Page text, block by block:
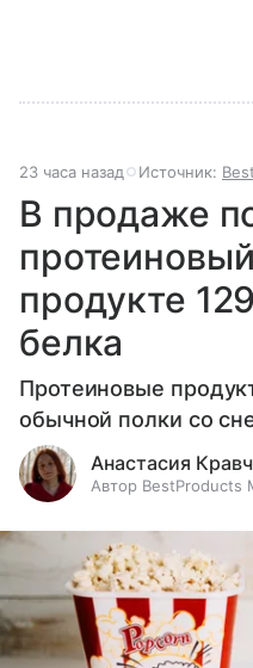
23 часа назад Источник:
В продаже
продукте
белка
Протеиновые
обычной полки со
Анастасия
Автор BestProducts